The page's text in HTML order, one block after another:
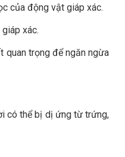
của động vật giáp xác.
xác.
quan trọng để ngăn ngừa
có thể bị dị ứng từ trứng,